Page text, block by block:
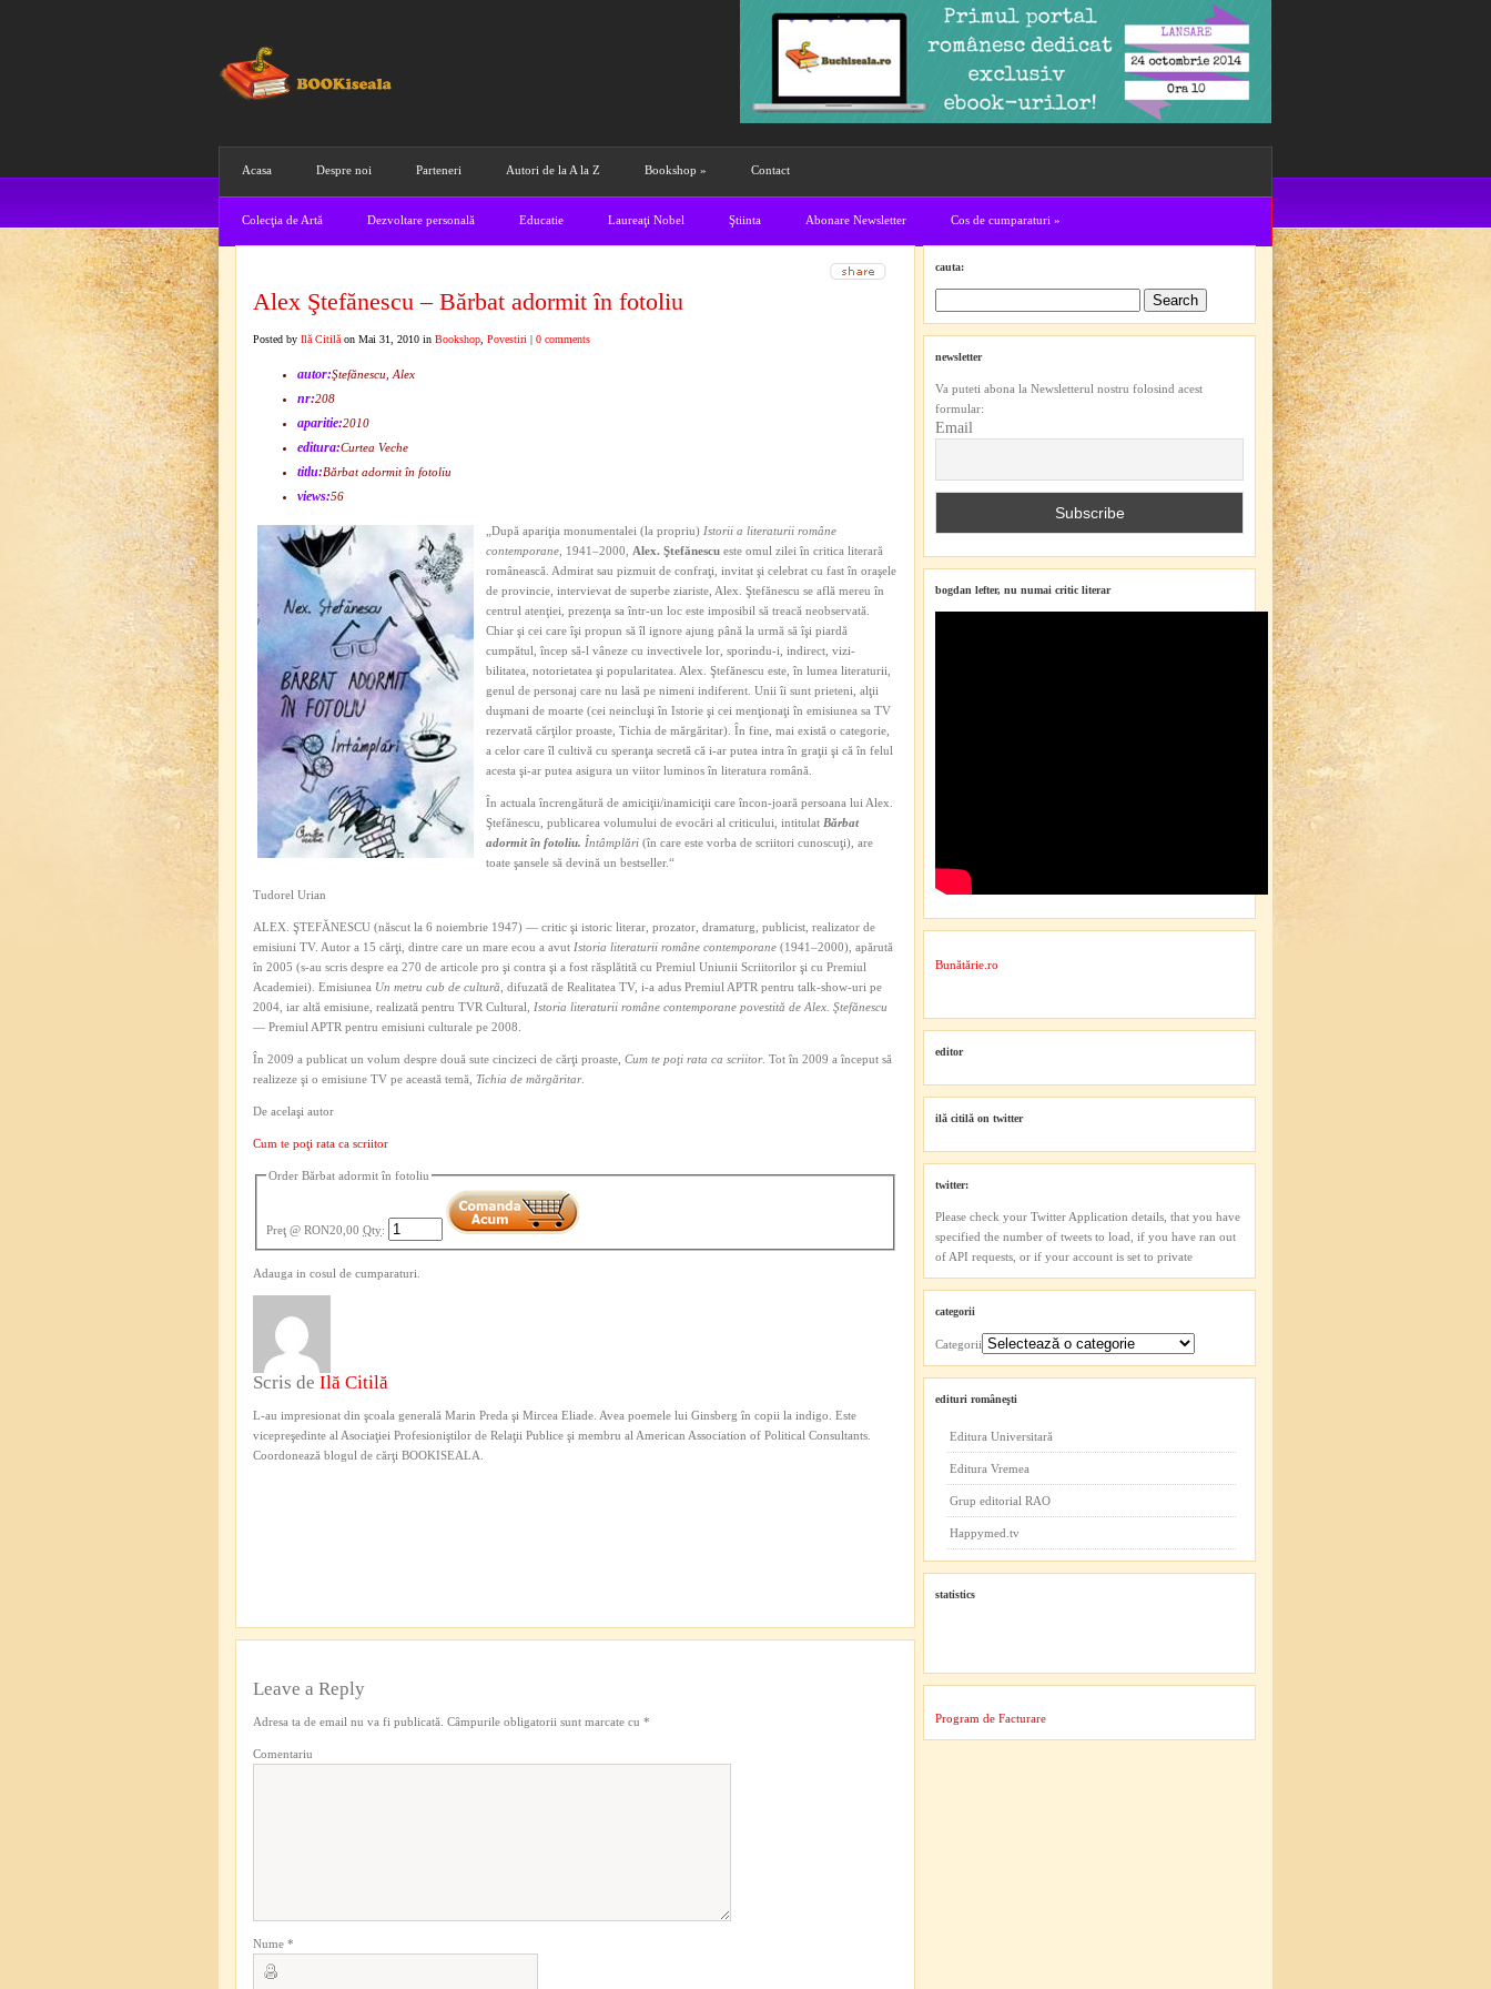
Acasa Despre noi Parteneri Autori de la A la Z Bookshop » Contact
Colecţia de Artă Dezvoltare personală Educatie Laureaţi Nobel Ştiinta Abonare Newsletter Cos de cumparaturi »
Alex Ştefănescu – Bărbat adormit în fotoliu
Posted by Ilă Citilă on Mai 31, 2010 in Bookshop Povestiri | 0 comments
autor:Ştefănescu, Alex
nr:208
aparitie:2010
editura:Curtea Veche
titlu:Bărbat adormit în fotoliu
views:56
„După apariţia monumentalei (la propriu) Istorii a literaturii române
contemporane , 1941–2000, Alex. Ştefănescu este omul zilei în critica literară
românească. Admirat sau pizmuit de confraţi, invitat şi celebrat cu fast în oraşele
de provincie, intervievat de superbe ziariste, Alex. Ştefănescu se află mereu în
centrul atenţiei, prezenţa sa într-un loc este imposibil să treacă neobservată.
Chiar şi cei care îşi propun să îl ignore ajung până la urmă să îşi piardă
cumpătul, încep să-l vâneze cu invectivele lor, sporindu-i, indirect, vizi-
bilitatea, notorietatea şi popularitatea. Alex. Ştefănescu este, în lumea literaturii,
genul de personaj care nu lasă pe nimeni indiferent. Unii îi sunt prieteni, alţii
duşmani de moarte (cei neincluşi în Istorie şi cei menţionaţi în emisiunea sa TV
rezervată cărţilor proaste, Tichia de mărgăritar). În fine, mai există o categorie,
a celor care îl cultivă cu speranţa secretă că i-ar putea intra în graţii şi că în felul
acesta şi-ar putea asigura un viitor luminos în literatura română.
În actuala încrengătură de amiciţii/inamiciţii care încon-joară persoana lui Alex.
Ştefănescu, publicarea volumului de evocări al criticului, intitulat Bărbat
adormit în fotoliu. Întâmplări (în care este vorba de scriitori cunoscuţi), are
toate şansele să devină un bestseller.“
Tudorel Urian
ALEX. ŞTEFĂNESCU (născut la 6 noiembrie 1947) — critic şi istoric literar, prozator, dramaturg, publicist, realizator de
emisiuni TV. Autor a 15 cărţi, dintre care un mare ecou a avut Istoria literaturii române contemporane (1941–2000), apărută
în 2005 (s-au scris despre ea 270 de articole pro şi contra şi a fost răsplătită cu Premiul Uniunii Scriitorilor şi cu Premiul
Academiei). Emisiunea Un metru cub de cultură , difuzată de Realitatea TV, i-a adus Premiul APTR pentru talk-show-uri pe
2004, iar altă emisiune, realizată pentru TVR Cultural, Istoria literaturii române contemporane povestită de Alex. Ştefănescu
— Premiul APTR pentru emisiuni culturale pe 2008.
În 2009 a publicat un volum despre două sute cincizeci de cărţi proaste, Cum te poţi rata ca scriitor. Tot în 2009 a început să
realizeze şi o emisiune TV pe această temă, Tichia de mărgăritar.
De acelaşi autor
Cum te poţi rata ca scriitor
Order Bărbat adormit în fotoliu
Preţ @ RON20,00 Qty:
Adauga in cosul de cumparaturi.
Scris de Ilă Citilă
L-au impresionat din şcoala generală Marin Preda şi Mircea Eliade. Avea poemele lui Ginsberg în copii la indigo. Este
vicepreşedinte al Asociaţiei Profesioniştilor de Relaţii Publice şi membru al American Association of Political Consultants.
Coordonează blogul de cărţi BOOKISEALA.
Leave a Reply
Adresa ta de email nu va fi publicată. Câmpurile obligatorii sunt marcate cu *
Comentariu
Nume *
cauta:
newsletter
Va puteti abona la Newsletterul nostru folosind acest
formular:
Email
bogdan lefter, nu numai critic literar
Bunătărie.ro
editor
ilă citilă on twitter
twitter:
Please check your Twitter Application details, that you have
specified the number of tweets to load, if you have ran out
of API requests, or if your account is set to private
categorii
Categorii
edituri româneşti
Editura Universitară
Editura Vremea
Grup editorial RAO
Happymed.tv
statistics
Program de Facturare